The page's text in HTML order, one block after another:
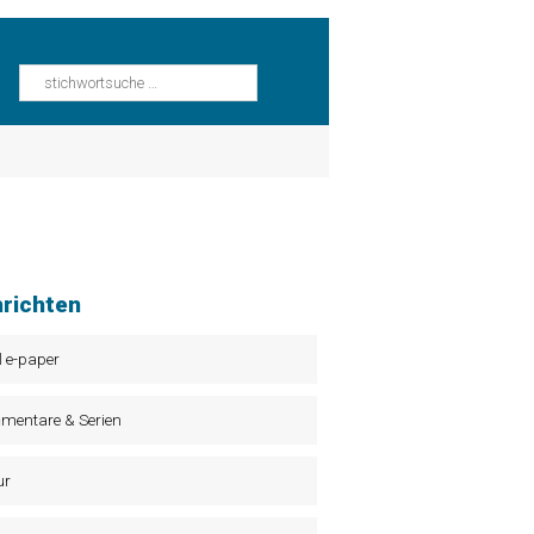
e-paper
& Serien